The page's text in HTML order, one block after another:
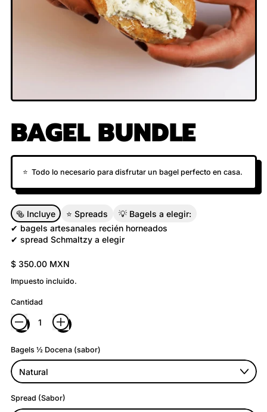
BAGEL BUNDLE
⭐ Todo lo necesario para disfrutar un bagel perfecto en casa.
🥯 Incluye ⭐ Spreads
💡 Bagels a elegir:
✔ bagels artesanales recién horneados
✔ spread Schmaltzy a elegir
Precio habitual
$ 350.00 MXN
Impuesto incluido.
Cantidad
Bagels ½ Docena (sabor)
Spread (Sabor)